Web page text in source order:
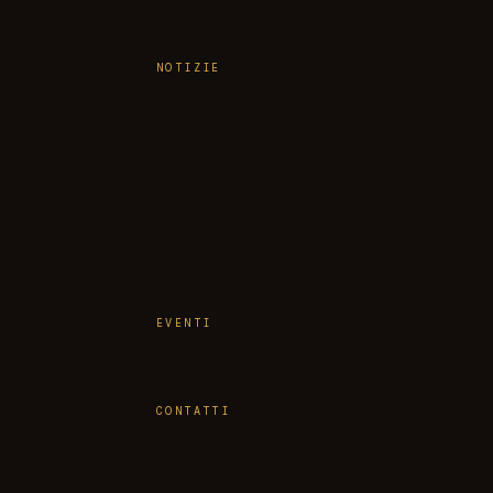
NOTIZIE
EVENTI
CONTATTI